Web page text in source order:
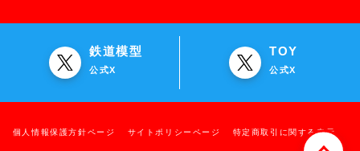
鉄道模型
公式X
TOY
公式X
個人情報保護方針ページ サイトポリシーページ 特定商取引に関する表示